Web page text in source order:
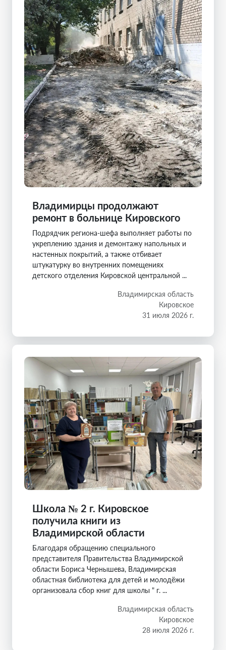
Владимирцы продолжают
ремонт в больнице Кировского
Подрядчик региона-шефа выполняет работы по
укреплению здания и демонтажу напольных и
настенных покрытий, а также отбивает
штукатурку во внутренних помещениях
детского отделения Кировской центральной ...
Владимирская область
Кировское
31 июля 2026 г.
Школа № 2 г. Кировское
получила книги из
Владимирской области
Благодаря обращению специального
представителя Правительства Владимирской
области Бориса Чернышева, Владимирская
областная библиотека для детей и молодёжи
организовала сбор книг для школы " г. ...
Владимирская область
Кировское
28 июля 2026 г.